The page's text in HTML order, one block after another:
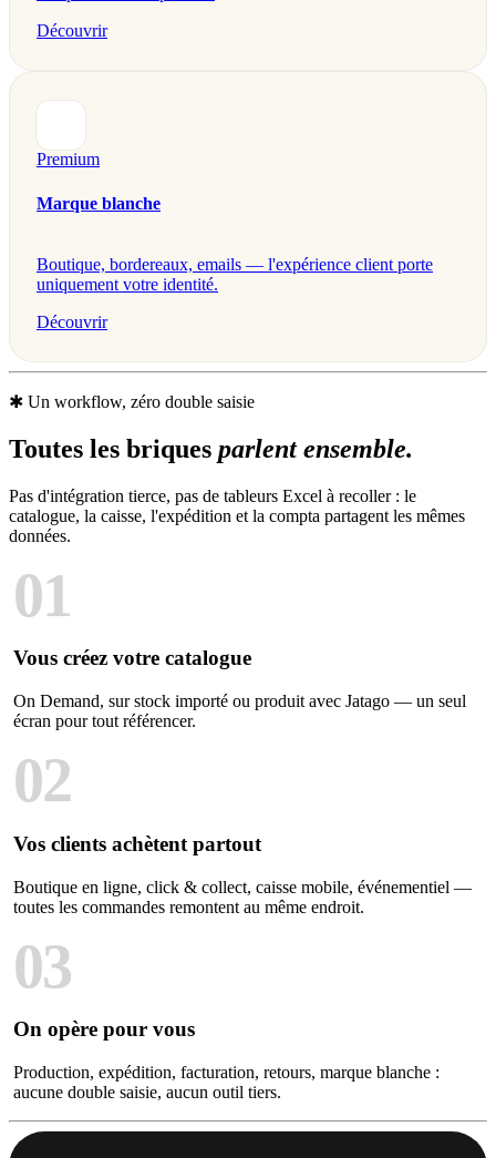
Découvrir
Premium
Marque blanche
Boutique, bordereaux, emails — l'expérience client porte
uniquement votre identité.
Découvrir
✱ Un workflow, zéro double saisie
Toutes les briques parlent ensemble.
Pas d'intégration tierce, pas de tableurs Excel à recoller : le
catalogue, la caisse, l'expédition et la compta partagent les mêmes
données.
01
Vous créez votre catalogue
On Demand, sur stock importé ou produit avec Jatago — un seul
écran pour tout référencer.
02
Vos clients achètent partout
Boutique en ligne, click & collect, caisse mobile, événementiel —
toutes les commandes remontent au même endroit.
03
On opère pour vous
Production, expédition, facturation, retours, marque blanche :
aucune double saisie, aucun outil tiers.